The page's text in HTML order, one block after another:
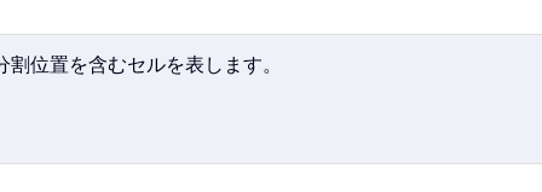
位置を含むセルを表します。